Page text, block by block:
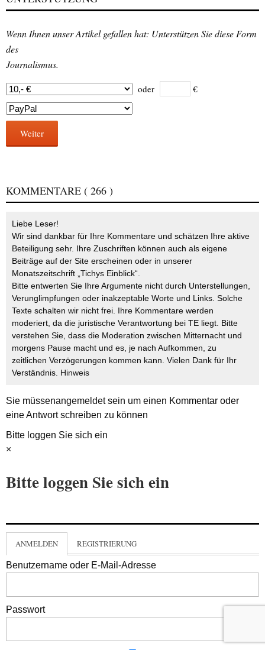
Wenn Ihnen unser Artikel gefallen hat: Unterstützen Sie diese Form
des
Journalismus.
oder €
Weiter
KOMMENTARE ( 266 )
Liebe Leser!
Wir sind dankbar für Ihre Kommentare und schätzen Ihre aktive
Beteiligung sehr. Ihre Zuschriften können auch als eigene
Beiträge auf der Site erscheinen oder in unserer
Monatszeitschrift „Tichys Einblick“.
Bitte entwerten Sie Ihre Argumente nicht durch Unterstellungen,
Verunglimpfungen oder inakzeptable Worte und Links. Solche
Texte schalten wir nicht frei. Ihre Kommentare werden
moderiert, da die juristische Verantwortung bei TE liegt. Bitte
verstehen Sie, dass die Moderation zwischen Mitternacht und
morgens Pause macht und es, je nach Aufkommen, zu
zeitlichen Verzögerungen kommen kann. Vielen Dank für Ihr
Verständnis. Hinweis
Sie müssenangemeldetsein um einen Kommentar oder
eine Antwort schreiben zu können
Bitte loggen Sie sich ein
×
Bitte loggen Sie sich ein
ANMELDEN REGISTRIERUNG
Benutzername oder E-Mail-Adresse
Passwort